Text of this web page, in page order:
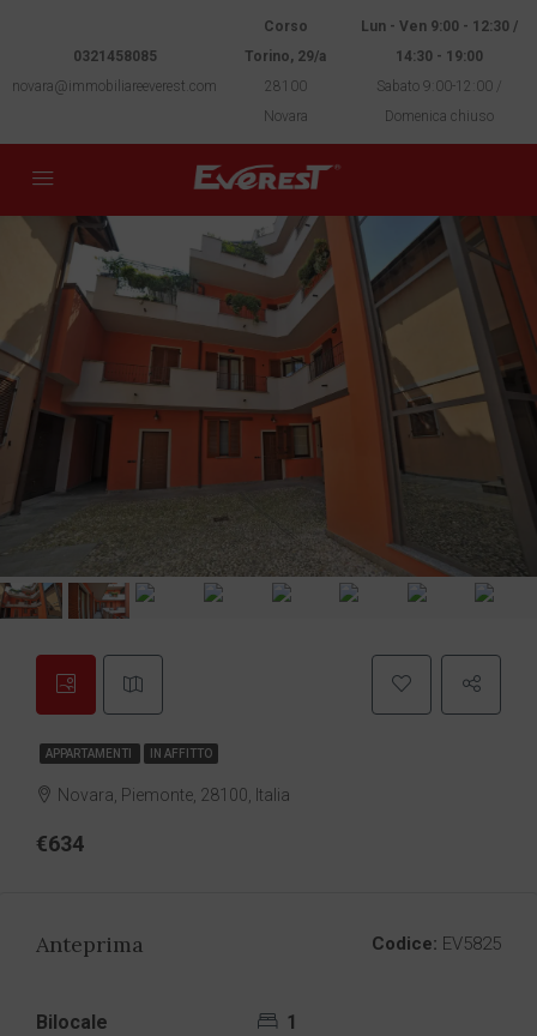
0321458085
novara@immobiliareeverest.com
Corso
Torino, 29/a
28100
Novara
Lun - Ven 9:00 - 12:30 /
14:30 - 19:00
Sabato 9:00-12:00 /
Domenica chiuso
APPARTAMENTI IN AFFITTO
Novara, Piemonte, 28100, Italia
€634
Anteprima Codice: EV5825
Bilocale 1